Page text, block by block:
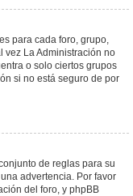
para cada foro, grupo,
vez La Administración no
o solo ciertos grupos
si no está seguro de por
de reglas para su
advertencia. Por favor
del foro, y phpBB